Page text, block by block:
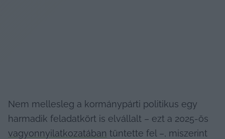
Nem mellesleg a kormánypárti politikus egy
vagyonnyilatkozatában tüntette fel –, miszerint